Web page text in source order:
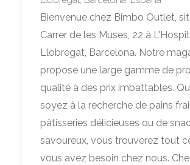
Bienvenue chez Bimbo Outlet,
Carrer de les Muses, 22 à
Llobregat, Barcelona. Notre
propose une large gamme de
qualité à des prix imbattables.
soyez à la recherche de pains
pâtisseries délicieuses ou de
savoureux, vous trouverez tout
vous avez besoin chez nous.